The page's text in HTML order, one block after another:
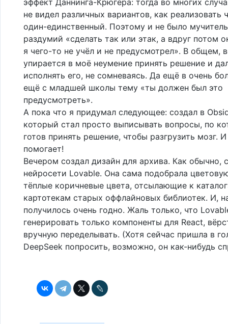
не видел различных вариантов, как реализовать
один-единственный. Поэтому и не было
раздумий «сделать так или этак, а вдруг потом
я чего-то не учёл и не предусмотрел». В общем,
упирается в моё неумение принять решение и
исполнять его, не сомневаясь. Да ещё в очень
ещё с младшей школы тему «ты должен был это
предусмотреть».
А пока что я придумал следующее: создал в
который стал просто выписывать вопросы, по
готов принять решение, чтобы разгрузить мозг.
помогает!
Вечером создал дизайн для архива. Как
нейросети Lovable. Она сама подобрала
тёплые коричневые цвета, отсылающие к
картотекам старых оффлайновых библиотек. И,
получилось очень годно. Жаль только, что
генерировать только компоненты для React,
вручную переделывать. (Хотя сейчас пришла в
DeepSeek попросить, возможно, он как-нибудь